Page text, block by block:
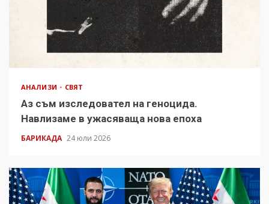
АНАЛИЗИ СВЯТ
Аз съм изследовател на геноцида.
Навлизаме в ужасяваща нова епоха
БАРИКАДА 24 юли 2026